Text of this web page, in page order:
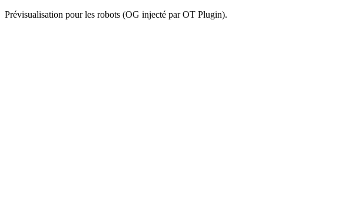
Prévisualisation pour les robots (OG injecté par OT Plugin).